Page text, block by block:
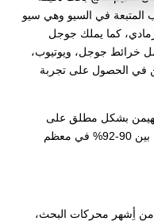
المتبعة في السيو وهي سيو
كما يملك جوجل
خرائط جوجل، ويوتيوب،
في الحصول على تجربة
بشكل مطلق على
السوق، حيث يحظى بحصة سوقية تتراوح بين 90-92% في معظم
من أِشهر محركات البحث،